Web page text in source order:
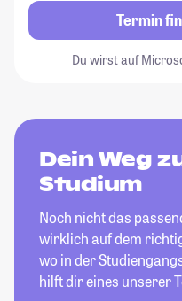
Termin
Du wirst auf
Dein Weg
Studium
Noch nicht das
wirklich auf dem
wo in der
hilft dir eines unserer